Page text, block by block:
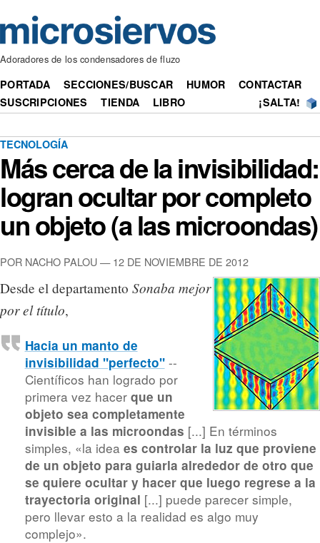
Adoradores de los condensadores de fluzo
PORTADA SECCIONES/BUSCAR HUMOR
CONTACTAR
SUSCRIPCIONES
TIENDA LIBRO ¡SALTA!
TECNOLOGÍA
Más cerca de la invisibilidad:
logran ocultar por completo
un objeto (a las microondas)
POR NACHO PALOU — 12 DE NOVIEMBRE DE 2012
Desde el departamento Sonaba mejor
por el título,
Hacia un manto de
invisibilidad "perfecto"--
Científicos han logrado por
primera vez hacer que un
objeto sea completamente
invisible a las microondas [...] En términos
simples, «la idea es controlar la luz que proviene
de un objeto para guiarla alrededor de otro que
se quiere ocultar y hacer que luego regrese a la
trayectoria original [...] puede parecer simple,
pero llevar esto a la realidad es algo muy
complejo».